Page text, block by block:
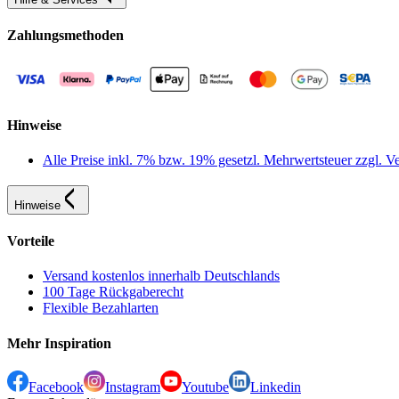
Zahlungsmethoden
Hinweise
Alle Preise inkl. 7% bzw. 19% gesetzl. Mehrwertsteuer zzgl.
Hinweise
Vorteile
Versand kostenlos innerhalb Deutschlands
100 Tage Rückgaberecht
Flexible Bezahlarten
Mehr Inspiration
Facebook Instagram Youtube
Linkedin